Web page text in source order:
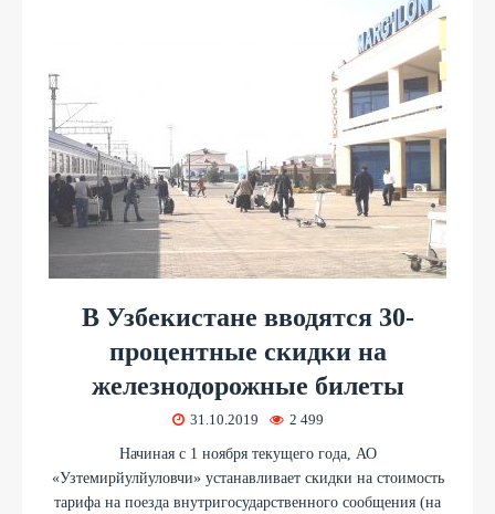
В Узбекистане вводятся 30-
процентные скидки на
железнодорожные билеты
31.10.2019 2 499
Начиная с 1 ноября текущего года, АО
«Узтемирйулйуловчи» устанавливает скидки на стоимость
тарифа на поезда внутригосударственного сообщения (на